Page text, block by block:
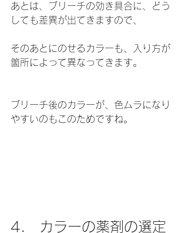
あとは、ブリーチの効き具合に、どう
しても差異が出てきますので、
そのあとにのせるカラーも、入り方が
箇所によって異なってきます。
ブリーチ後のカラーが、色ムラになり
やすいのもこのためですね。
4.　カラーの薬剤の選定